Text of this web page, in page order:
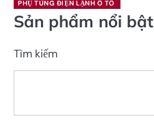
PHỤ TÙNG ĐIỆN LẠNH Ô TÔ
Sản phẩm nổi bật
Tìm kiếm